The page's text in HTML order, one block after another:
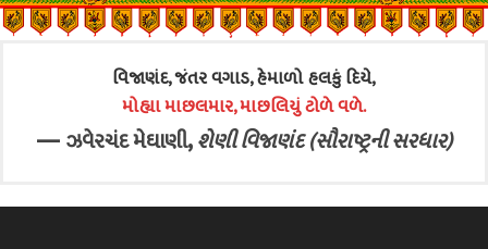
વિજાણંદ, જંતર વગાડ, હેમાળો હલકું દિયે,
મોહ્યા માછલમાર, માછલિયું ટોળે વળે.
—ઝવેરચંદ મેઘાણી,શેણી વિજાણંદ (સૌરાષ્ટ્રની સરધાર)